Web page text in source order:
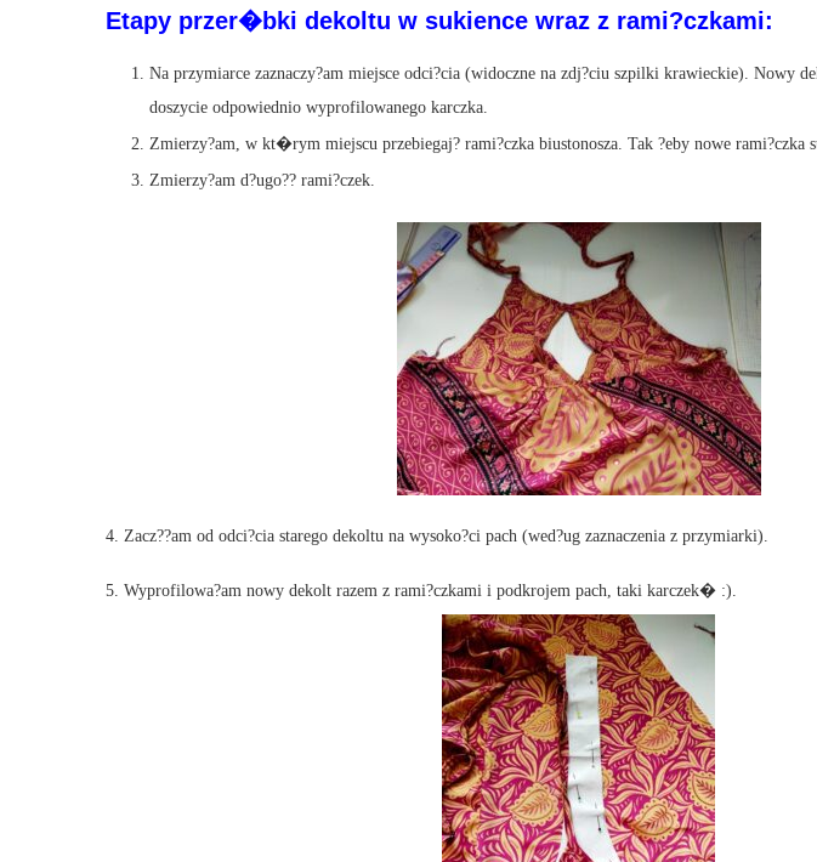
Etapy przer�bki dekoltu w sukience wraz z rami?czkami:
Na przymiarce zaznaczy?am miejsce odci?cia (widoczne na zdj?ciu szpilki krawieckie). Nowy
doszycie odpowiednio wyprofilowanego karczka.
Zmierzy?am, w kt�rym miejscu przebiegaj? rami?czka biustonosza. Tak ?eby nowe rami?czka
Zmierzy?am d?ugo?? rami?czek.
4. Zacz??am od odci?cia starego dekoltu na wysoko?ci pach (wed?ug zaznaczenia z przymiarki).
5. Wyprofilowa?am nowy dekolt razem z rami?czkami i podkrojem pach, taki karczek� :).